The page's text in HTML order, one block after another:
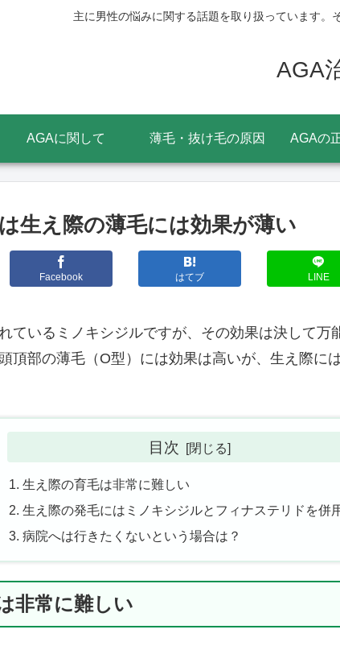
主に男性の悩みに関する話題を取り扱っています。
AGA
AGAに関して 薄毛・抜け毛の原因 AGAの
生え際の薄毛には効果が薄い
Facebook はてブ LINE
ているミノキシジルですが、その効果は決して万
頂部の薄毛（O型）には効果は高いが、生え際に
目次
生え際の育毛は非常に難しい
生え際の発毛にはミノキシジルとフィナステリドを併
病院へは行きたくないという場合は？
非常に難しい